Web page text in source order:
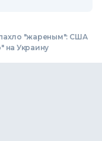
"жареным": США
на Украину